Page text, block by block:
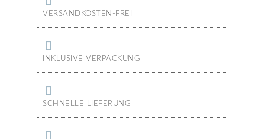
VERSANDKOSTEN-FREI
INKLUSIVE VERPACKUNG
SCHNELLE LIEFERUNG